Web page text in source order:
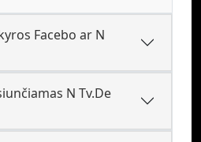
Facebo ar N
N Tv.De